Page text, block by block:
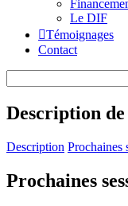
Le DIF
Témoignages
Contact
Description
Description Prochaines
Prochaines